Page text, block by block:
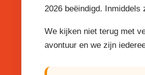
2026 beëindigd.
We kijken niet terug met
avontuur en we zijn